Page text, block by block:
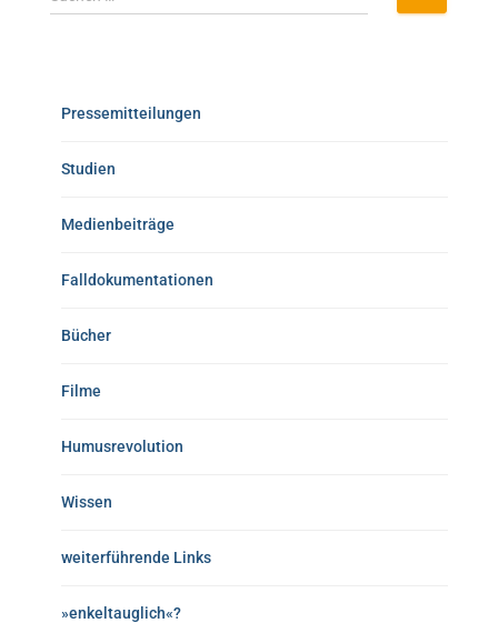
Pressemitteilungen
Studien
Medienbeiträge
Falldokumentationen
Bücher
Filme
Humusrevolution
Wissen
weiterführende Links
»enkeltauglich«?